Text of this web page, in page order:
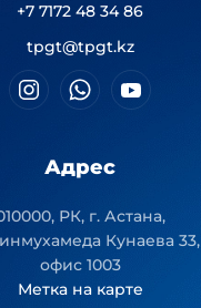
+7 7172 48 34 86
tpgt@tpgt.kz
Адрес
РК, г. Астана,
Кунаева 33,
офис 1003
Метка на карте